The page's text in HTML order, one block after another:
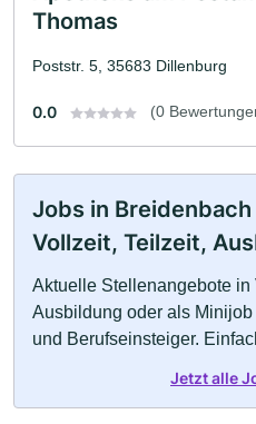
Thomas
Poststr. 5, 35683 Dillenburg
0.0 (0
Jobs in
Vollzeit, Teilzeit,
Aktuelle Stellenangebote in
Ausbildung oder als
und Berufseinsteiger.
Jetzt alle